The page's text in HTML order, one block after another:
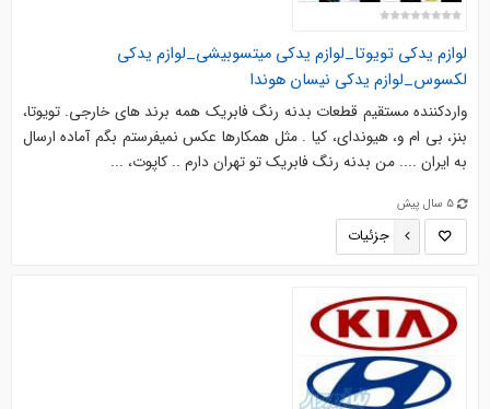
لوازم یدکی تویوتا_لوازم یدکی میتسوبیشی_لوازم یدکی
لکسوس_لوازم یدکی نیسان هوندا
واردکننده مستقیم قطعات بدنه رنگ فابریک همه برند های خارجی. تویوتا،
بنز، بی ام و، هیوندای، کیا . مثل همکارها عکس نمیفرستم بگم آماده ارسال
به ایران .... من بدنه رنگ فابریک تو تهران دارم .. کاپوت، ...
5 سال پیش
جزئیات